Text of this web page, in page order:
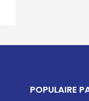
POPULAIRE